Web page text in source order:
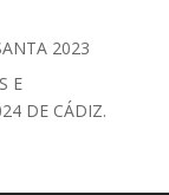
2023
E
DE CÁDIZ.